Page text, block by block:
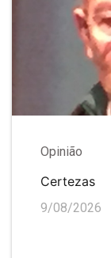
Opinião
Certezas
9/08/2026